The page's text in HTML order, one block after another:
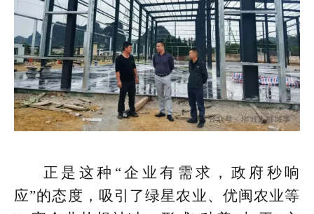
正是这种“企业有需求，政府秒响
应”的态度，吸引了绿星农业、优闽农业等